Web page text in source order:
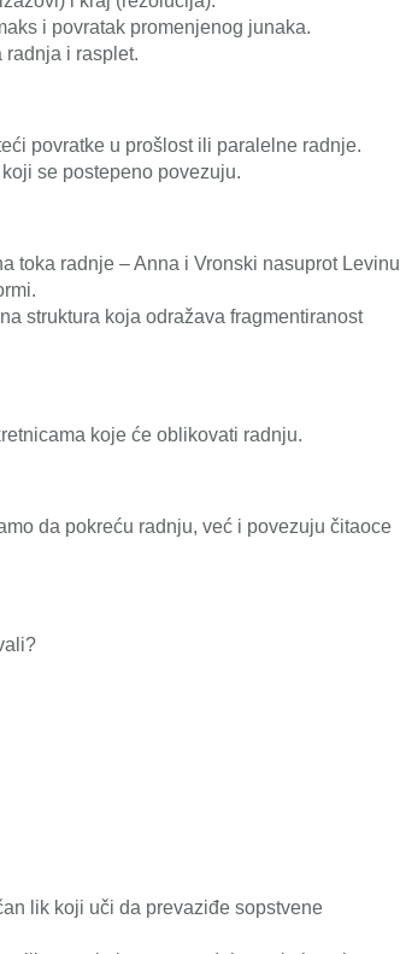
i povratak promenjenog junaka.
radnja i rasplet.
povratke u prošlost ili paralelne radnje.
se postepeno povezuju.
toka radnje – Anna i Vronski nasuprot Levinu
struktura koja odražava fragmentiranost
koje će oblikovati radnju.
da pokreću radnju, već i povezuju čitaoce
lik koji uči da prevaziđe sopstvene